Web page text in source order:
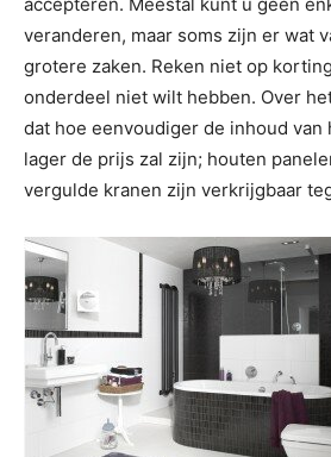
veranderen, maar soms zijn er wat
grotere zaken. Reken niet op
onderdeel niet wilt hebben. Over
dat hoe eenvoudiger de inhoud van
lager de prijs zal zijn; houten
vergulde kranen zijn verkrijgbaar